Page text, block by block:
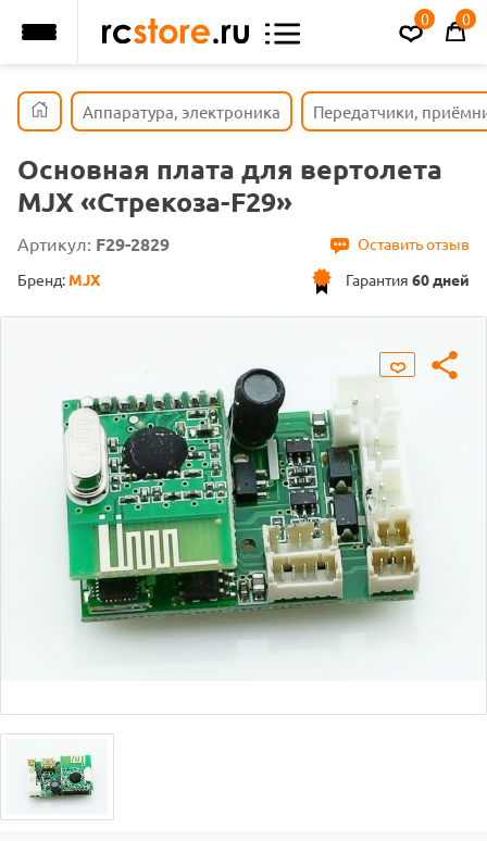
0 0
Аппаратура, электроника Передатчики,
Основная плата для вертолета
MJX «Стрекоза-F29»
Артикул: F29-2829
Оставить отзыв
Гарантия 60 дней
Бренд: MJX